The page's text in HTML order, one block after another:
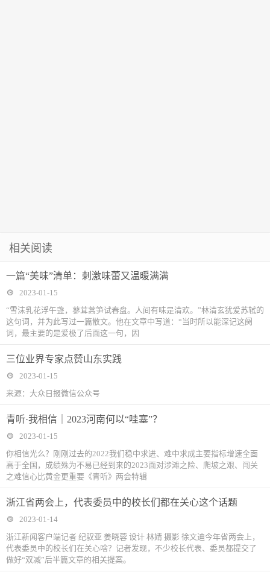
相关阅读
一篇“美味”清单：刺激味蕾又温暖满满
2023-01-15
“雪沫乳花浮午盏，蓼茸蒿笋试春盘。人间有味是清欢。”林清玄犹爱苏轼的
这句词，并为此写过一篇散文。他在文章中写道：“当时所以能深记这阕
词，最主要的是爱极了后面这一句，因
三位业界专家点赞山东实践
2023-01-15
来源：大众日报微信公众号
青听·我相信｜2023河南何以“哇塞”？
2023-01-15
你相信光么？刚刚过去的2022我们稳中求进、难中求成主要指标增速全面
高于全国，成绩殊为不易已经到来的2023面对涉滩之险、爬坡之艰、闯关
之难信心比黄金更重要《青听》两会特辑
浙江省两会上，代表委员中的校长们都在关心这个话题
2023-01-14
浙江新闻客户端记者 纪驭亚 姜晓蓉 设计 林婧 摄影 徐文迪今年省两会上，
代表委员中的校长们在关心啥？记者发现，不少校长代表、委员都提交了
做好“双减”后半篇文章的相关提案。